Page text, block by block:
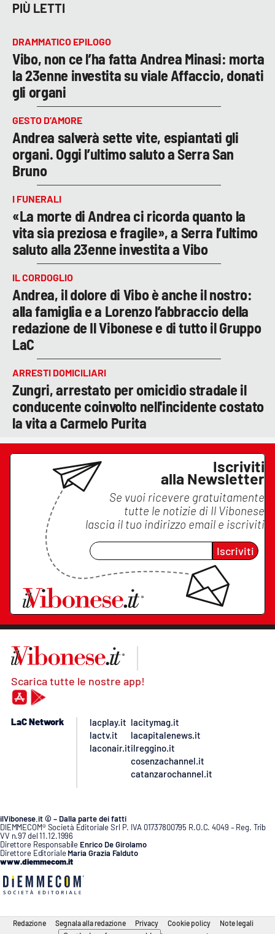
PIÙ LETTI
DRAMMATICO EPILOGO
Vibo, non ce l’ha fatta Andrea Minasi: morta
la 23enne investita su viale Affaccio, donati
gli organi
GESTO D’AMORE
Andrea salverà sette vite, espiantati gli
organi. Oggi l’ultimo saluto a Serra San
Bruno
I FUNERALI
«La morte di Andrea ci ricorda quanto la
vita sia preziosa e fragile», a Serra l’ultimo
saluto alla 23enne investita a Vibo
IL CORDOGLIO
Andrea, il dolore di Vibo è anche il nostro:
alla famiglia e a Lorenzo l’abbraccio della
redazione de Il Vibonese e di tutto il Gruppo
LaC
ARRESTI DOMICILIARI
Zungri, arrestato per omicidio stradale il
conducente coinvolto nell'incidente costato
la vita a Carmelo Purita
Iscriviti
alla Newsletter
Se vuoi ricevere gratuitamente
tutte le notizie di Il Vibonese
lascia il tuo indirizzo email e iscriviti
Iscriviti
Scarica tutte le nostre app!
LaC Network
lacplay.it
lactv.it
laconair.it
lacitymag.it
lacapitalenews.it
ilreggino.it
cosenzachannel.it
catanzarochannel.it
ilVibonese.it © – Dalla parte dei fatti
DIEMMECOM® Società Editoriale Srl P. IVA 01737800795 R.O.C. 4049 – Reg. Trib
VV n.97 del 11.12.1996
Direttore Responsabile Enrico De Girolamo
Direttore Editoriale Maria Grazia Falduto
www.diemmecom.it
Redazione Segnala alla redazione Privacy Cookie policy Note legali